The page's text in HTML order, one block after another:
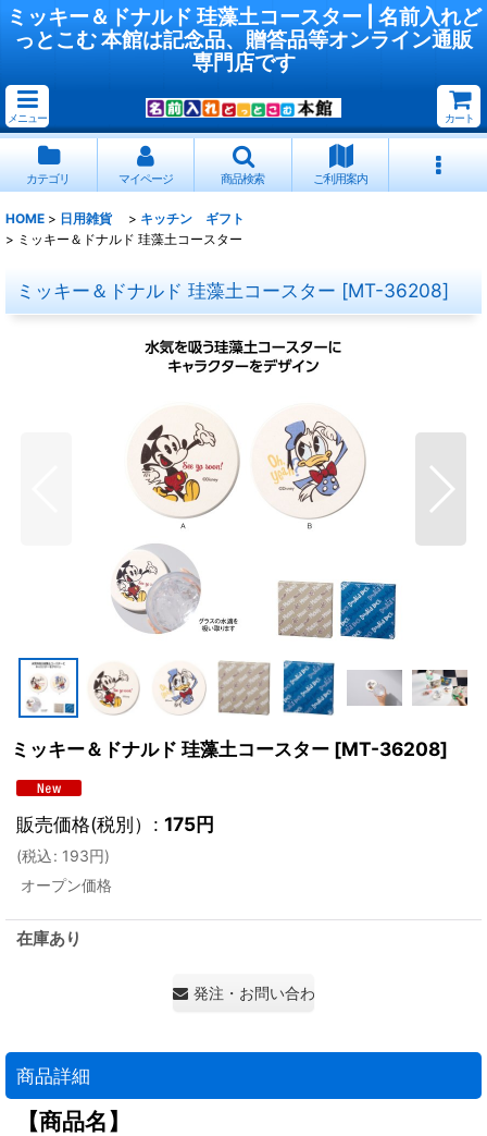
ミッキー＆ドナルド 珪藻土コースター | 名前入れど
っとこむ 本館は記念品、贈答品等オンライン通販
専門店です
メニュー カート
カテゴリ マイページ 商品検索 ご利用案内
HOME > 日用雑貨 > キッチン ギフト
> ミッキー＆ドナルド 珪藻土コースター
ミッキー＆ドナルド 珪藻土コースター [MT-36208]
ミッキー＆ドナルド 珪藻土コースター [MT-36208]
販売価格(税別） : 175円
(税込: 193円)
オープン価格
在庫あり
発注・お問い合わせ・見積もり依頼
商品詳細
【商品名】